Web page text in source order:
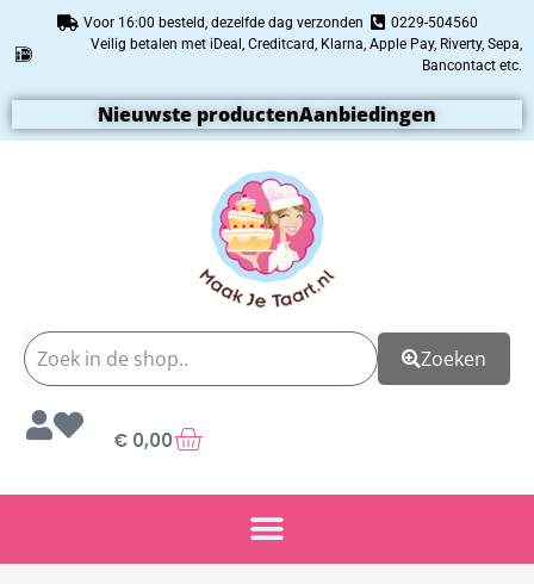
Voor 16:00 besteld, dezelfde dag verzonden
0229-504560
Veilig betalen met iDeal, Creditcard, Klarna, Apple Pay, Riverty, Sepa,
Bancontact etc.
Nieuwste productenAanbiedingen
Zoeken
€ 0,00